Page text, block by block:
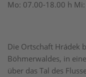
Die Ortschaft Hrádek
Böhmerwaldes, in
über das Tal des
Mo: 07.00-18.00 h